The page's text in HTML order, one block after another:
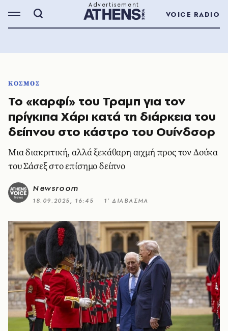
VOICE RADIO
ΚΟΣΜΟΣ
Το «καρφί» του Τραμπ για τον
πρίγκιπα Χάρι κατά τη διάρκεια του
δείπνου στο κάστρο του Ουίνδσορ
Μια διακριτική, αλλά ξεκάθαρη αιχμή προς τον Δούκα
του Σάσεξ στο επίσημο δείπνο
Newsroom
18.09.2025, 16:45 1’ ΔΙΑΒΑΣΜΑ